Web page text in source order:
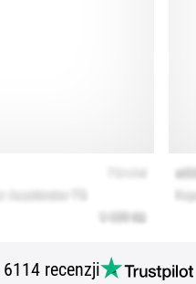
6114 recenzji